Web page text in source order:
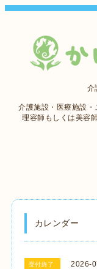
介
介護施設・医療施設・
理容師もしくは美容
カレンダー
受付終了 2026-